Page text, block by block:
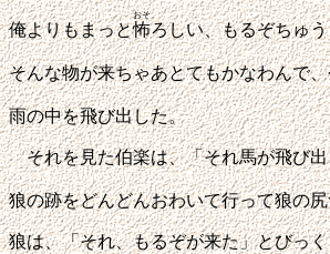
俺よりもまっと怖
おそ
ろしい、もるぞちゅ
そんな物が来ちゃあとてもかなわんで
雨の中を飛び出した。
それを見た伯楽は、「それ馬が飛び出
狼の跡をどんどんおわいて行って狼の
狼は、「それ、もるぞが来た」とびっ